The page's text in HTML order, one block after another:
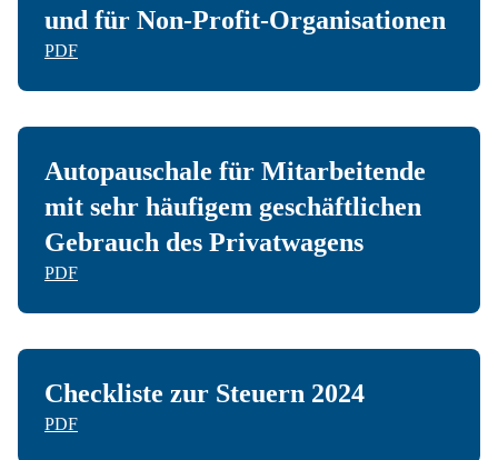
und für Non-Profit-Organisationen
PDF
Autopauschale für Mitarbeitende
mit sehr häufigem geschäftlichen
Gebrauch des Privatwagens
PDF
Checkliste zur Steuern 2024
PDF